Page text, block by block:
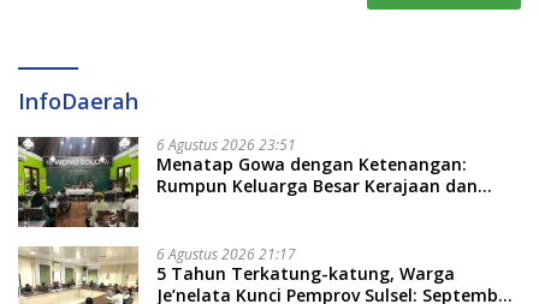
InfoDaerah
6 Agustus 2026 23:51
Menatap Gowa dengan Ketenangan:
Rumpun Keluarga Besar Kerajaan dan
Soal Adat dan Adab
6 Agustus 2026 21:17
5 Tahun Terkatung-katung, Warga
Je’nelata Kunci Pemprov Sulsel: September